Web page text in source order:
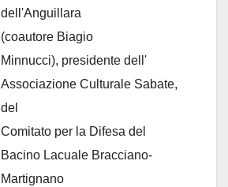
dell'Anguillara
(coautore Biagio
Minnucci), presidente dell'
Associazione Culturale Sabate,
del
Comitato per la Difesa del
Bacino Lacuale Bracciano-
Martignano